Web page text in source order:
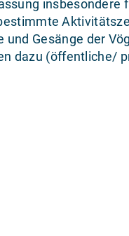
insbesondere
Gesänge der
dazu (öffentliche/